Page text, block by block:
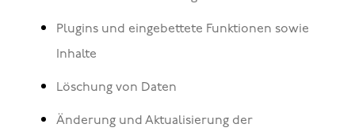
Plugins und eingebettete Funktionen sowie
Inhalte
Löschung von Daten
Änderung und Aktualisierung der